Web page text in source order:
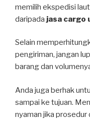
memilih ekspedisi
daripada jasa cargo
Selain
pengiriman, jangan
barang dan
Anda juga berhak
sampai ke tujuan.
nyaman jika prosedur